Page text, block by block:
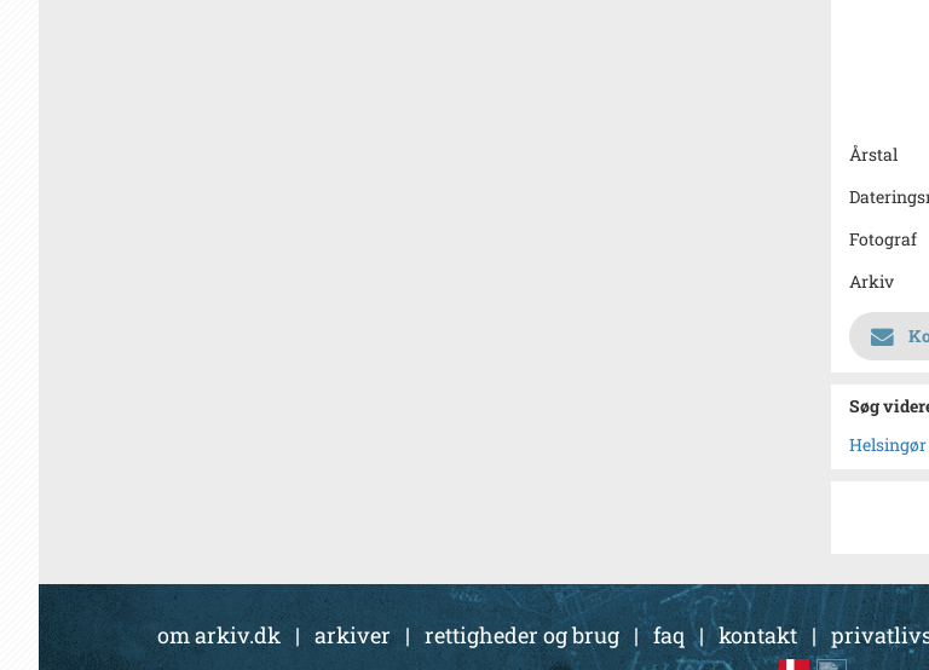
Årstal
Fotograf
Arkiv
Søg
om arkiv.dk | arkiver| rettigheder og brug|faq |kontakt|